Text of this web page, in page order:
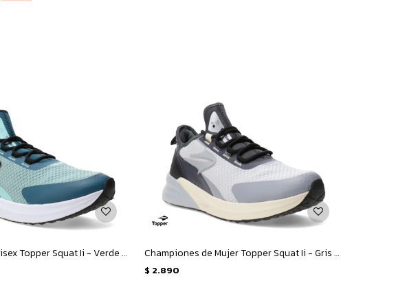
Championes Unisex Topper Squat Ii - Verde - Verde Petroleo Championes de Mujer Topper Squat Ii - Gris - Negro
$ 2.890